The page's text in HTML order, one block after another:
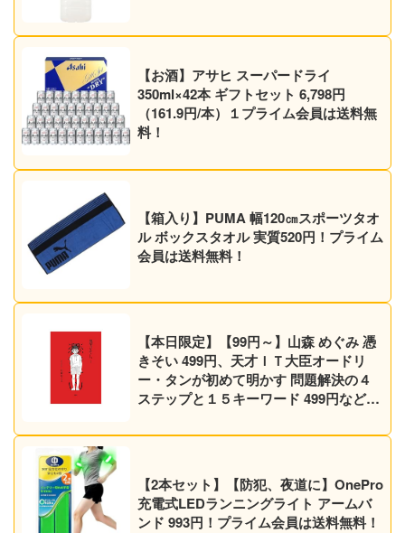
【お酒】アサヒ スーパードライ
350ml×42本 ギフトセット 6,798円
（161.9円/本）１プライム会員は送料無
料！
【箱入り】PUMA 幅120㎝スポーツタオ
ル ボックスタオル 実質520円！プライム
会員は送料無料！
【本日限定】【99円～】山森 めぐみ 憑
きそい 499円、天才ＩＴ大臣オードリ
ー・タンが初めて明かす 問題解決の４
ステップと１５キーワード 499円など30
【2本セット】【防犯、夜道に】OnePro
充電式LEDランニングライト アームバ
ンド 993円！プライム会員は送料無料！